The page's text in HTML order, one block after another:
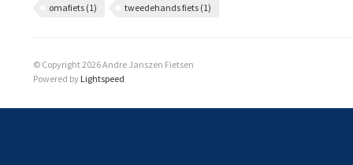
omafiets (1) tweedehands fiets (1)
© Copyright 2026 Andre Janszen Fietsen
Powered by Lightspeed